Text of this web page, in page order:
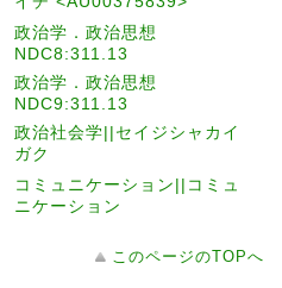
政治学．政治思想
NDC8:311.13
政治学．政治思想
NDC9:311.13
政治社会学||セイジシャカイ
ガク
コミュニケーション||コミュ
ニケーション
このページのTOPへ